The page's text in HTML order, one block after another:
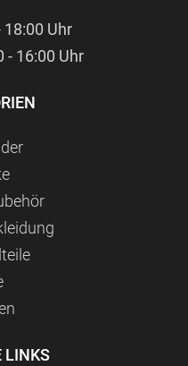
18:00 Uhr
- 16:00 Uhr
LINKS